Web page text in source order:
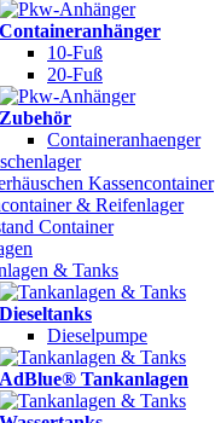
Containeranhänger
10-Fuß
20-Fuß
Zubehör
Containeranhaenger
Kassencontainer
& Reifenlager
Container
& Tanks
Dieseltanks
Dieselpumpe
AdBlue® Tankanlagen